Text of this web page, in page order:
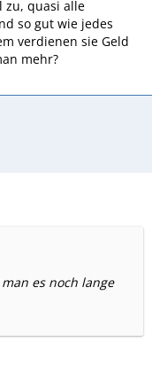
zu, quasi alle
so gut wie jedes
verdienen sie Geld
mehr?
es noch lange